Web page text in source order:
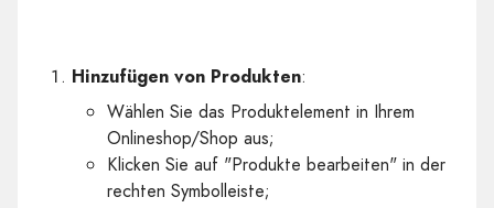
Hinzufügen von Produkten:
Wählen Sie das Produktelement in Ihrem
Onlineshop/Shop aus;
Klicken Sie auf "Produkte bearbeiten" in der
rechten Symbolleiste;